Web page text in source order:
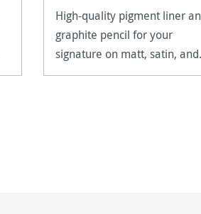
High-quality pigment liner
graphite pencil for your
signature on matt, satin, and
high-gloss paper surfaces.